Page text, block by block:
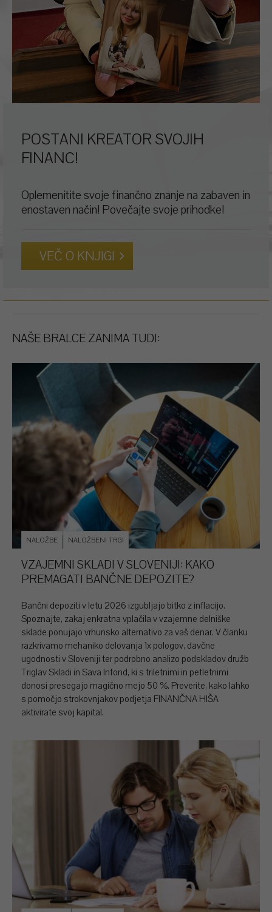
POSTANI KREATOR SVOJIH
FINANC!
Oplemenitite svoje finančno znanje na zabaven in
enostaven način! Povečajte svoje prihodke!
VEČ O KNJIGI
NAŠE BRALCE ZANIMA TUDI:
NALOŽBE NALOŽBENI TRGI
VZAJEMNI SKLADI V SLOVENIJI: KAKO
PREMAGATI BANČNE DEPOZITE?
Bančni depoziti v letu 2026 izgubljajo bitko z inflacijo.
Spoznajte, zakaj enkratna vplačila v vzajemne delniške
sklade ponujajo vrhunsko alternativo za vaš denar. V članku
razkrivamo mehaniko delovanja 1x pologov, davčne
ugodnosti v Sloveniji ter podrobno analizo podskladov družb
Triglav Skladi in Sava Infond, ki s triletnimi in petletnimi
donosi presegajo magično mejo 50 %. Preverite, kako lahko
s pomočjo strokovnjakov podjetja FINANČNA HIŠA
aktivirate svoj kapital.